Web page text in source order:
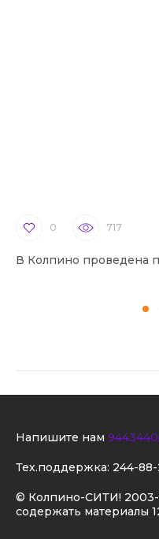
0 717
В Колпино проведена
© Колпино-СИТИ!
содержать материалы
Напишите нам
Тех.поддержка: 244-